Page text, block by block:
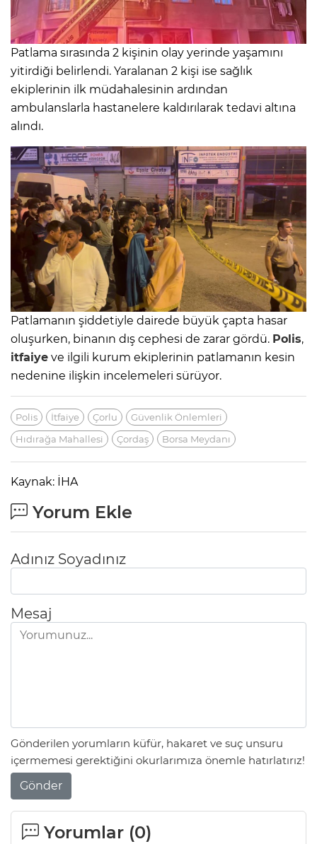
Patlama sırasında 2 kişinin olay yerinde yaşamını
yitirdiği belirlendi. Yaralanan 2 kişi ise sağlık
ekiplerinin ilk müdahalesinin ardından
ambulanslarla hastanelere kaldırılarak tedavi altına
alındı.
Patlamanın şiddetiyle dairede büyük çapta hasar
oluşurken, binanın dış cephesi de zarar gördü. Polis,
itfaiye ve ilgili kurum ekiplerinin patlamanın kesin
nedenine ilişkin incelemeleri sürüyor.
Polis İtfaiye Çorlu
Güvenlik Önlemleri
Hıdırağa Mahallesi
Çordaş Borsa Meydanı
Kaynak: İHA
Yorum Ekle
Adınız Soyadınız
Mesaj
Gönderilen yorumların küfür, hakaret ve suç unsuru
içermemesi gerektiğini okurlarımıza önemle hatırlatırız!
Gönder
Yorumlar (0)